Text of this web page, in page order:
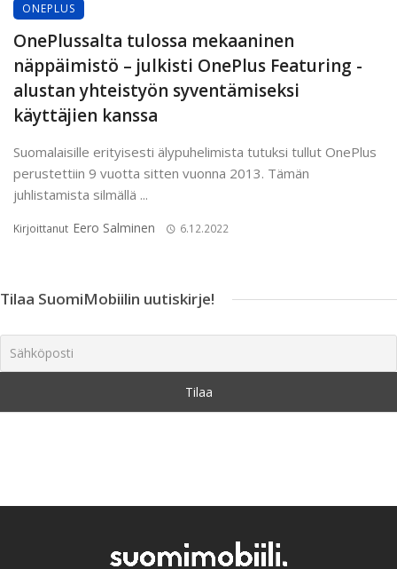
ONEPLUS
OnePlussalta tulossa mekaaninen
näppäimistö – julkisti OnePlus Featuring -
alustan yhteistyön syventämiseksi
käyttäjien kanssa
Suomalaisille erityisesti älypuhelimista tutuksi tullut OnePlus
perustettiin 9 vuotta sitten vuonna 2013. Tämän
juhlistamista silmällä ...
Kirjoittanut Eero Salminen 6.12.2022
Tilaa SuomiMobiilin uutiskirje!